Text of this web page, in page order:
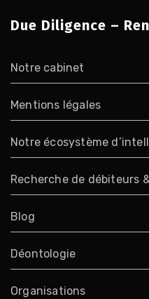
Due Diligence –
Notre cabinet
Mentions légales
Notre écosystème
Recherche de débiteurs
Blog
Déontologie
Organisations